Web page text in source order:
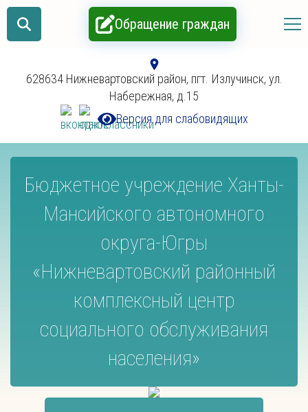
628634 Нижневартовский район, пгт. Излучинск, ул.
Набережная, д.15
Версия для слабовидящих
Бюджетное учреждение Ханты-
Мансийского автономного
округа-Югры
«Нижневартовский районный
комплексный центр
социального обслуживания
населения»
Обращение граждан